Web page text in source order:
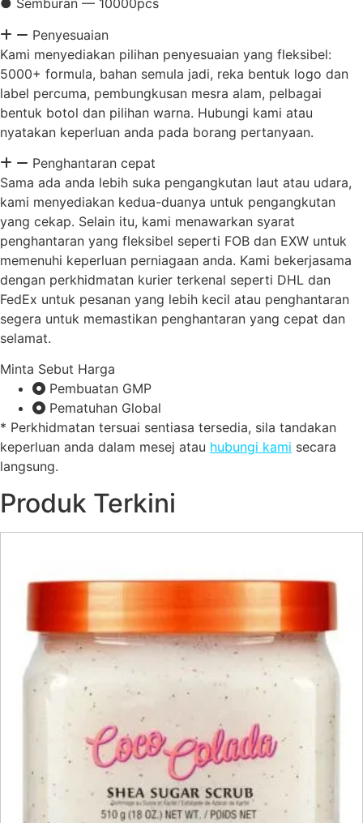
● Semburan — 10000pcs
Penyesuaian
Kami menyediakan pilihan penyesuaian yang fleksibel:
5000+ formula, bahan semula jadi, reka bentuk logo dan
label percuma, pembungkusan mesra alam, pelbagai
bentuk botol dan pilihan warna. Hubungi kami atau
nyatakan keperluan anda pada borang pertanyaan.
Penghantaran cepat
Sama ada anda lebih suka pengangkutan laut atau udara,
kami menyediakan kedua-duanya untuk pengangkutan
yang cekap. Selain itu, kami menawarkan syarat
penghantaran yang fleksibel seperti FOB dan EXW untuk
memenuhi keperluan perniagaan anda. Kami bekerjasama
dengan perkhidmatan kurier terkenal seperti DHL dan
FedEx untuk pesanan yang lebih kecil atau penghantaran
segera untuk memastikan penghantaran yang cepat dan
selamat.
Minta Sebut Harga
Pembuatan GMP
Pematuhan Global
* Perkhidmatan tersuai sentiasa tersedia, sila tandakan
keperluan anda dalam mesej atau hubungi kami secara
langsung.
Produk Terkini